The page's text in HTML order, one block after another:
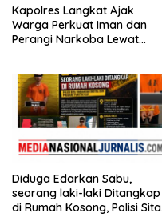
Kapolres Langkat Ajak
Warga Perkuat Iman dan
Perangi Narkoba Lewat
Diduga Edarkan Sabu,
seorang laki-laki Ditangkap
di Rumah Kosong, Polisi Sita